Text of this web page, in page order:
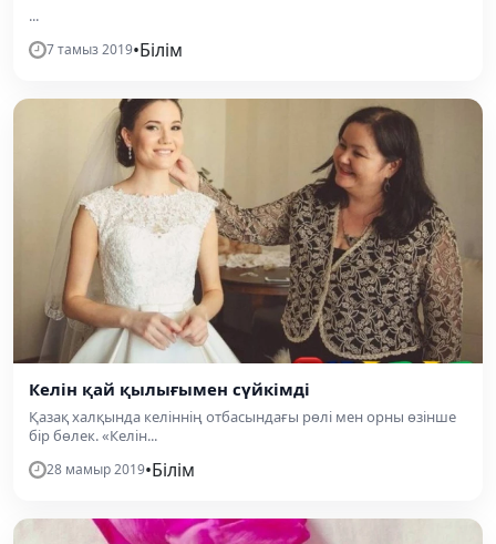
...
7 тамыз 2019•Білім
Келін қай қылығымен сүйкімді
Қазақ халқында келіннің отбасындағы рөлі мен орны өзінше
бір бөлек. «Келін...
28 мамыр 2019•Білім